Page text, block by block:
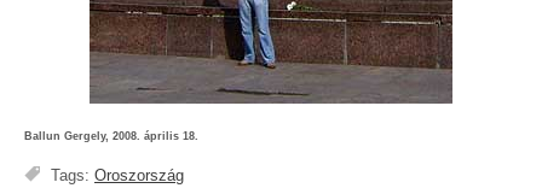
Ballun Gergely, 2008. április 18.
Tags: Oroszország